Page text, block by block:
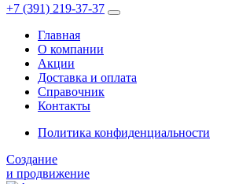
+7 (391) 219-37-37
Главная
О компании
Акции
Доставка и оплата
Справочник
Контакты
Политика конфиденциальности
Создание
и продвижение